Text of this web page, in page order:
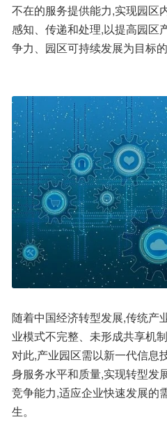
不在的服务提供能力,实现园区
感知、传递和处理,以提高园区
争力、园区可持续发展为目标
随着中国经济转型发展,传统产
业模式不完整、未形成共享机
对此,产业园区需以新一代信息
身服务水平和质量,实现转型发
竞争能力,适应企业快速发展的
生。